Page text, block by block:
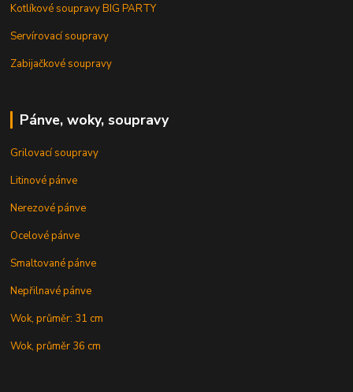
Kotlíkové soupravy BIG PARTY
Servírovací soupravy
Zabijačkové soupravy
Pánve, woky, soupravy
Grilovací soupravy
Litinové pánve
Nerezové pánve
Ocelové pánve
Smaltované pánve
Nepřilnavé pánve
Wok, průměr: 31 cm
Wok, průměr 36 cm